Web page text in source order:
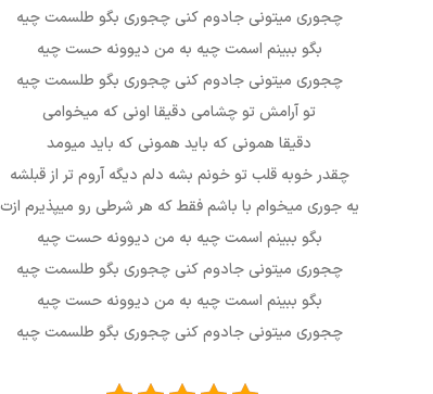
چجوری میتونی جادوم کنی چجوری بگو طلسمت چیه
بگو ببینم اسمت چیه به من دیوونه حست چیه
چجوری میتونی جادوم کنی چجوری بگو طلسمت چیه
تو آرامش تو چشامی دقیقا اونی که میخوامی
دقیقا همونی که باید همونی که باید میومد
چقدر خوبه قلب تو خونم بشه دلم دیگه آروم تر از قبلشه
یه جوری میخوام با باشم فقط که هر شرطی رو میپذیرم ازت
بگو ببینم اسمت چیه به من دیوونه حست چیه
چجوری میتونی جادوم کنی چجوری بگو طلسمت چیه
بگو ببینم اسمت چیه به من دیوونه حست چیه
چجوری میتونی جادوم کنی چجوری بگو طلسمت چیه